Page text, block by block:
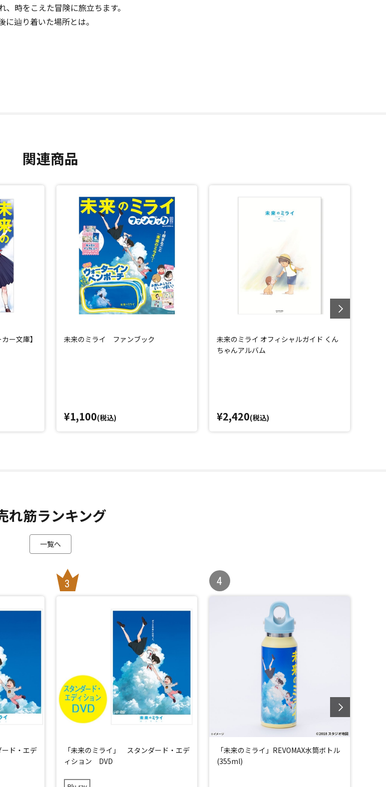
時をこえた冒険に旅立ちます。
に辿り着いた場所とは。
関連商品
ー文庫】 未来のミライ ファンブック
¥1,100(税込)
未来のミライ オフィシャルガイド くん
ちゃんアルバム
¥2,420(税込)
れ筋ランキング
一覧へ
ド・エデ
「未来のミライ」 スタンダード・エデ
ィション DVD
「未来のミライ」REVOMAX水筒ボトル
(355ml)